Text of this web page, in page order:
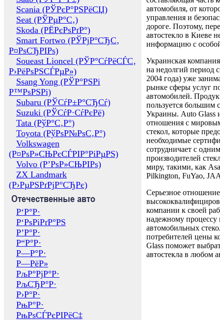
Scania (РЎРєР°РЅРёСЏ)
Seat (РЎРµР°С‚)
Skoda (РЁРєРѕРґР°)
Smart Fortwo (РЎРјР°СЂС‚
Р¤РѕСЂРІРѕ)
Soueast Lioncel (РЎР°СѓРёСЃС‚
Р›РёРѕРЅСЃРµР»)
Ssang Yong (РЎР°РЅРі
Р™РѕРЅРі)
Subaru (РЎСѓР±Р°СЂСѓ)
Suzuki (РЎСѓР·СѓРєРё)
Tata (РўР°С‚Р°)
Toyota (РўРѕР№РѕС‚Р°)
Volkswagen
(Р¤РѕР»СЊРєСЃРІР°РіРµРЅ)
Volvo (Р’РѕР»СЊРІРѕ)
ZX Landmark
(Р›РµРЅРґРјР°СЂРє)
Отечественные авто
Р‘Р°Р·
Р‘РѕРіРґР°РЅ
Р’Р°Р·
Р“Р°Р·
Р—Р°Р·
Р—РёР»
РљР°РјР°Р·
РљСЂР°Р·
Р›Р°Р·
РњР°Р·
РњРѕСЃРєРІРёС‡
автомобиля, от
управления и
дороге. Поэтому,
автостекло в Киеве
информацию с
Украинская
на недолгий период
2004 года) уже
рынке сферы услуг
автомобилей.
пользуется большим
Украины. Auto Glass
отношения с
стекол, которые
необходимые
сотрудничает с
производителей
миру, такими, как
Pilkington, FuYao,
Серьезное отношение
компании к своей
надежному процессу
автомобильных
потребителей цены
Glass поможет
автостекла в любом